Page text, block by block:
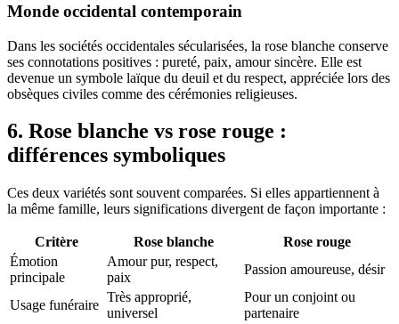
Monde occidental contemporain
Dans les sociétés occidentales sécularisées, la rose blanche conserve
ses connotations positives : pureté, paix, amour sincère. Elle est
devenue un symbole laïque du deuil et du respect, appréciée lors des
obsèques civiles comme des cérémonies religieuses.
6. Rose blanche vs rose rouge :
différences symboliques
Ces deux variétés sont souvent comparées. Si elles appartiennent à
la même famille, leurs significations divergent de façon importante :
Critère Rose blanche
Rose rouge
Émotion
principale
Amour pur, respect,
paix
Passion amoureuse, désir
Usage funéraire
Très approprié,
universel
Pour un conjoint ou
partenaire